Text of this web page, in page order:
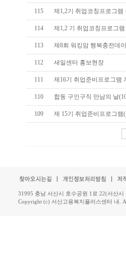
115 제1,2기 취업코칭프로그램
114 제1,2 기 취업코칭프로그
113 제8회 워킹맘 행복충전데
112 새일센터 홍보현장
111 제16기 취업준비프로그램
110 합동 구인구직 만남의 날
109 제 15기 취업준비프로그램
31995 충남 서산시 호수공원 1로 22(서산
Copyright (c) 서산고용복지플러스센터 내.